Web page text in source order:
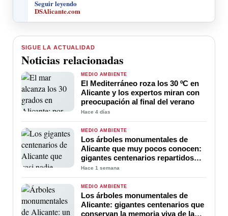
Seguir leyendo
DSAlicante.com
SIGUE LA ACTUALIDAD
Noticias relacionadas
MEDIO AMBIENTE
El Mediterráneo roza los 30 ºC en
Alicante y los expertos miran con
preocupación al final del verano
Hace 4 días
MEDIO AMBIENTE
Los árboles monumentales de
Alicante que muy pocos conocen:
gigantes centenarios repartidos
por la provincia
Hace 1 semana
MEDIO AMBIENTE
Los árboles monumentales de
Alicante: gigantes centenarios que
conservan la memoria viva de la